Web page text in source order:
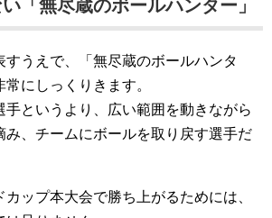
「無尽蔵のボールハンター」
すうえで、「無尽蔵のボールハンタ
にしっくりきます。
手というより、広い範囲を動きながら
み、チームにボールを取り戻す選手だ
カップ本大会で勝ち上がるためには、